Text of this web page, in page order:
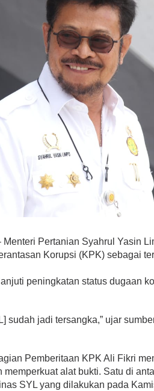
Menteri Pertanian Syahrul Yasin
Korupsi (KPK) sebagai
peningkatan status dugaan
sudah jadi tersangka,” ujar
Pemberitaan KPK Ali Fikri
memperkuat alat bukti. Satu di
SYL yang dilakukan pada